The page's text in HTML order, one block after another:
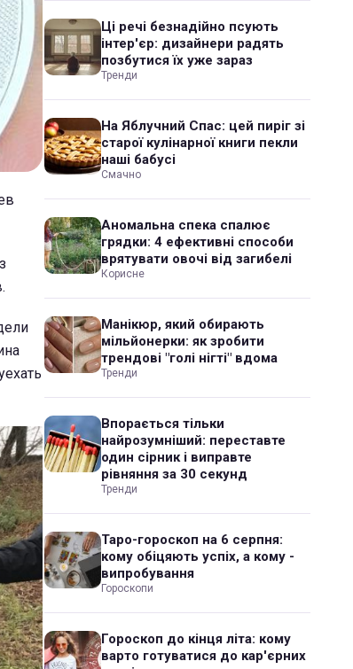
Ці речі безнадійно псують
інтер'єр: дизайнери радять
позбутися їх уже зараз
Тренди
На Яблучний Спас: цей пиріг зі
старої кулінарної книги пекли
наші бабусі
Смачно
Аномальна спека спалює
грядки: 4 ефективні способи
врятувати овочі від загибелі
Корисне
Манікюр, який обирають
мільйонерки: як зробити
трендові "голі нігті" вдома
Тренди
Впорається тільки
найрозумніший: переставте
один сірник і виправте
рівняння за 30 секунд
Тренди
Таро-гороскоп на 6 серпня:
кому обіцяють успіх, а кому -
випробування
Гороскопи
Гороскоп до кінця літа: кому
варто готуватися до кар'єрних